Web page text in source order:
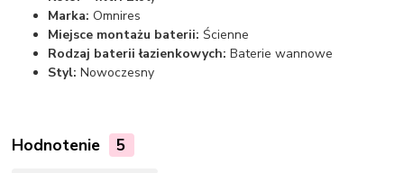
Marka: Omnires
Miejsce montażu baterii: Ścienne
Rodzaj baterii łazienkowych: Baterie wannowe
Styl: Nowoczesny
Hodnotenie 5